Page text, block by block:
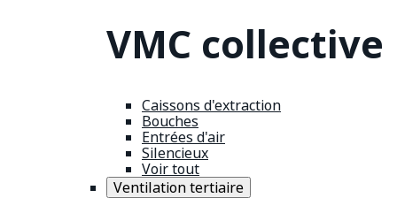
VMC collective
Caissons d'extraction
Bouches
Entrées d'air
Silencieux
Voir tout
Ventilation tertiaire